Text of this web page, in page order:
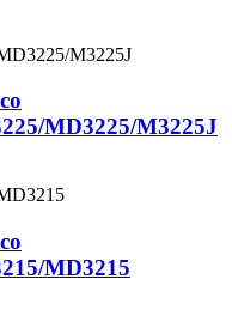
MD3225/M3225J
MD3215